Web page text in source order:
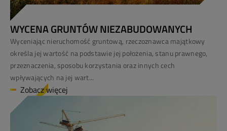
WYCENA GRUNTÓW NIEZABUDOWANYCH
Wyceniając nieruchomość gruntową, rzeczoznawca majątkowy
określa jej wartość na podstawie jej położenia, stanu prawnego,
przeznaczenia, sposobu korzystania oraz innych cech
wpływających na jej wart...
Zobacz więcej